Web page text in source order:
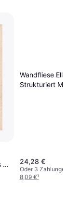
Wandfliese
Strukturiert
24,28 €
Oder 3
8,09 €¹